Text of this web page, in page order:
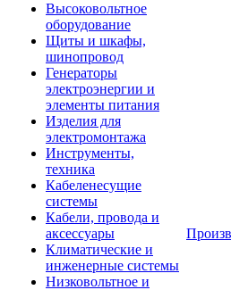
Высоковольтное
оборудование
Щиты и шкафы,
шинопровод
Генераторы
электроэнергии и
элементы питания
Изделия для
электромонтажа
Инструменты,
техника
Кабеленесущие
системы
Кабели, провода и
аксессуары
Климатические и
инженерные системы
Низковольтное и